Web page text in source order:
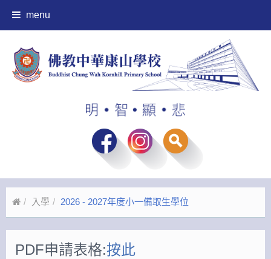
menu
入學 2026 - 2027年度小一備取生學位
PDF申請表格:按此